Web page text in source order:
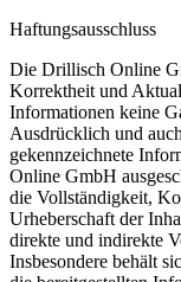
Haftungsausschluss
Die Drillisch Online
Korrektheit und
Informationen keine
Ausdrücklich und
gekennzeichnete
Online GmbH
die Vollständigkeit,
Urheberschaft der
direkte und indirekte
Insbesondere behält